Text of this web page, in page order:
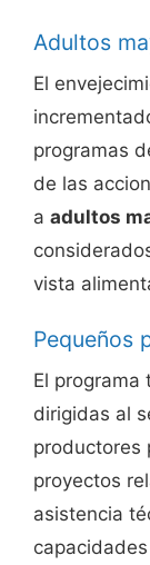
Adultos
El
programas
de las
a adultos
vista
Pequeños
El programa
dirigidas al
productores
proyectos
asistencia